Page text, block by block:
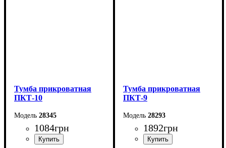
Тумба прикроватная
ПКТ-10
28345
1084грн
Тумба прикроватная
ПКТ-9
28293
1892грн